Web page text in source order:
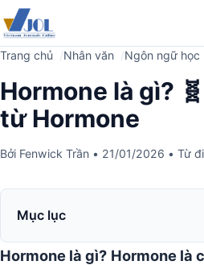
Trang chủ Nhân văn Ngôn ngữ học
Hormone là gì?
từ Hormone
Bởi Fenwick Trần • 21/01/2026 • Từ
Mục lục
Hormone là gì? Hormone là